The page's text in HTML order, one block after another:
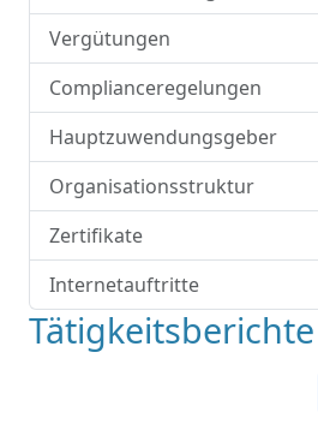
Vergütungen
Complianceregelungen
Hauptzuwendungsgeber
Organisationsstruktur
Zertifikate
Internetauftritte
Tätigkeitsberichte